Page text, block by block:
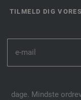
TILMELD DIG
dage. Mindste